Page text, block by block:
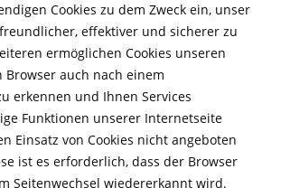
Cookies zu dem Zweck ein, unser
effektiver und sicherer zu
ermöglichen Cookies unseren
Browser auch nach einem
erkennen und Ihnen Services
Funktionen unserer Internetseite
Einsatz von Cookies nicht angeboten
ist es erforderlich, dass der Browser
Seitenwechsel wiedererkannt wird.